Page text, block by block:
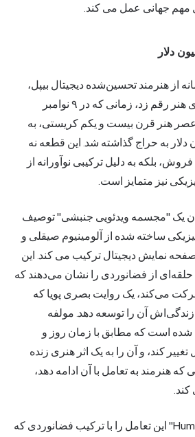
مهم جهانی عمل می کند.
از هنرمند تحسین‌شده دیجیتال بیپل،
لحظه‌ای مهم را در دنیای هنر رقم زد، زمانی که در ۹ نوامبر
عصر هنر قرن بیست و یکم کریستی، به
۲۹ میلیون دلار به حراج گذاشته شد. این قطعه نه
بلکه به دلیل ترکیبی نوآورانه از
نیز متمایز است.
یک "مجسمه ویدئویی جنبشی" توصیف
ساخته شده از آلومینیوم صیقلی و
نمایش دیجیتال ترکیب می کند. این
از فضانوردی را نشان می‌دهند که
می‌کند، یک روایت بصری پویا که
آن را توسعه دهد. مولفه
است که مطابق با زمان روز و
کند، و آن را به یک اثر هنری زنده
که هنرمند به تعامل با آن ادامه دهد،
کند.
NFT مرتبط با "Human One" این تعامل را با ترکیب فضانوردی که